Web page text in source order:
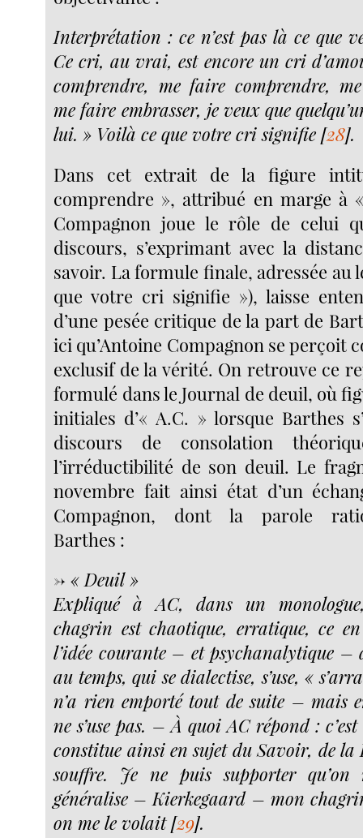
Interprétation : ce n’est pas là ce que
Ce cri, au vrai, est encore un cri
comprendre, me faire comprendre,
me faire embrasser, je veux que
lui. » Voilà ce que votre cri signifie [28].
Dans cet extrait de la figure
comprendre », attribué en marge à
Compagnon joue le rôle de celui
discours, s’exprimant avec la
savoir. La formule finale, adressée au
que votre cri signifie »), laisse
d’une pesée critique de la part de
ici qu’Antoine Compagnon se perçoit
exclusif de la vérité. On retrouve ce
formulé dans le Journal de deuil, où
initiales d’« A.C. » lorsque Barthes
discours de consolation
l’irréductibilité de son deuil. Le
novembre fait ainsi état d’un
Compagnon, dont la parole
Barthes :
→ « Deuil »
Expliqué à AC, dans un
chagrin est chaotique, erratique, ce
l’idée courante – et psychanalytique –
au temps, qui se dialectise, s’use, «
n’a rien emporté tout de suite – mais
ne s’use pas. – À quoi AC répond :
constitue ainsi en sujet du Savoir, de la
souffre. Je ne puis supporter qu’on
généralise – Kierkegaard – mon
on me le volait[29].